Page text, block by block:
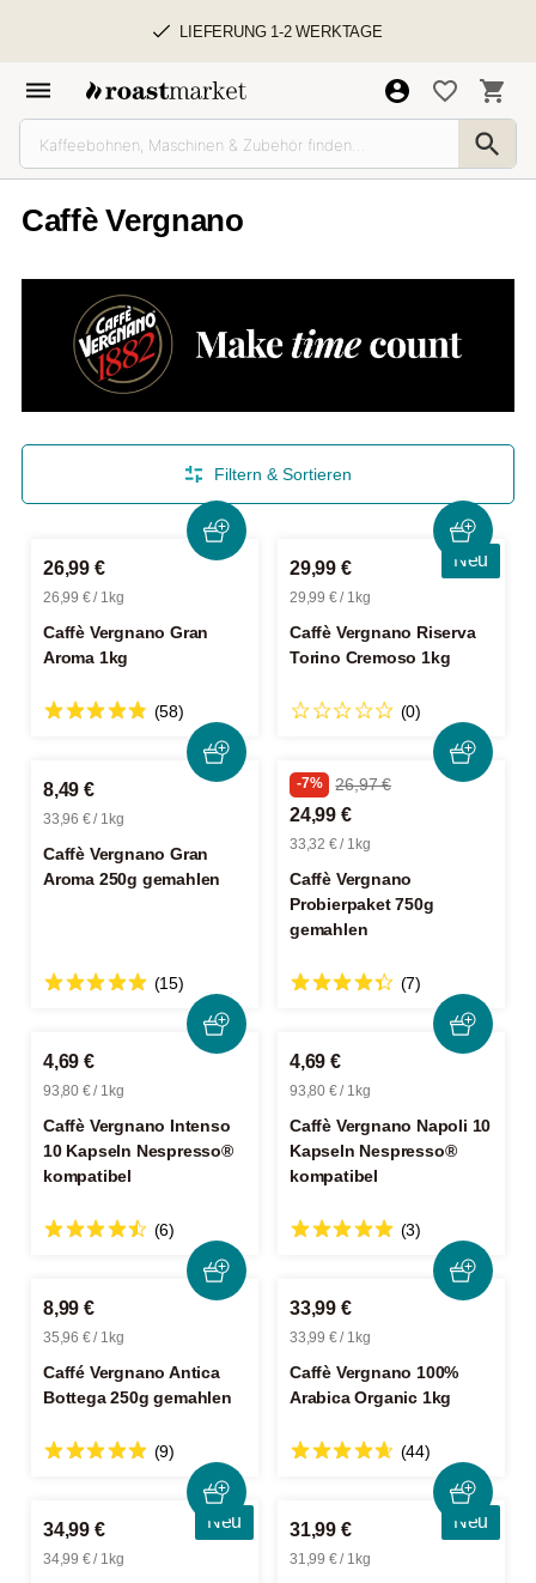
LIEFERUNG 1-2 WERKTAGE
Caffè Vergnano
Filtern & Sortieren
26,99 €
26,99 € / 1kg
Caffè Vergnano Gran
Aroma 1kg
(58)
Neu
29,99 €
29,99 € / 1kg
Caffè Vergnano Riserva
Torino Cremoso 1kg
(0)
8,49 €
33,96 € / 1kg
Caffè Vergnano Gran
Aroma 250g gemahlen
(15)
-7% 26,97 €
24,99 €
33,32 € / 1kg
Caffè Vergnano
Probierpaket 750g
gemahlen
(7)
4,69 €
93,80 € / 1kg
Caffè Vergnano Intenso
10 Kapseln Nespresso®
kompatibel
(6)
4,69 €
93,80 € / 1kg
Caffè Vergnano Napoli 10
Kapseln Nespresso®
kompatibel
(3)
8,99 €
35,96 € / 1kg
Caffé Vergnano Antica
Bottega 250g gemahlen
(9)
33,99 €
33,99 € / 1kg
Caffè Vergnano 100%
Arabica Organic 1kg
(44)
Neu
34,99 €
34,99 € / 1kg
Neu
31,99 €
31,99 € / 1kg